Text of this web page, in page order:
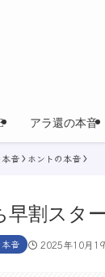
アラ還の本音
音 ホントの本音
早割スタ
音 2025年10月